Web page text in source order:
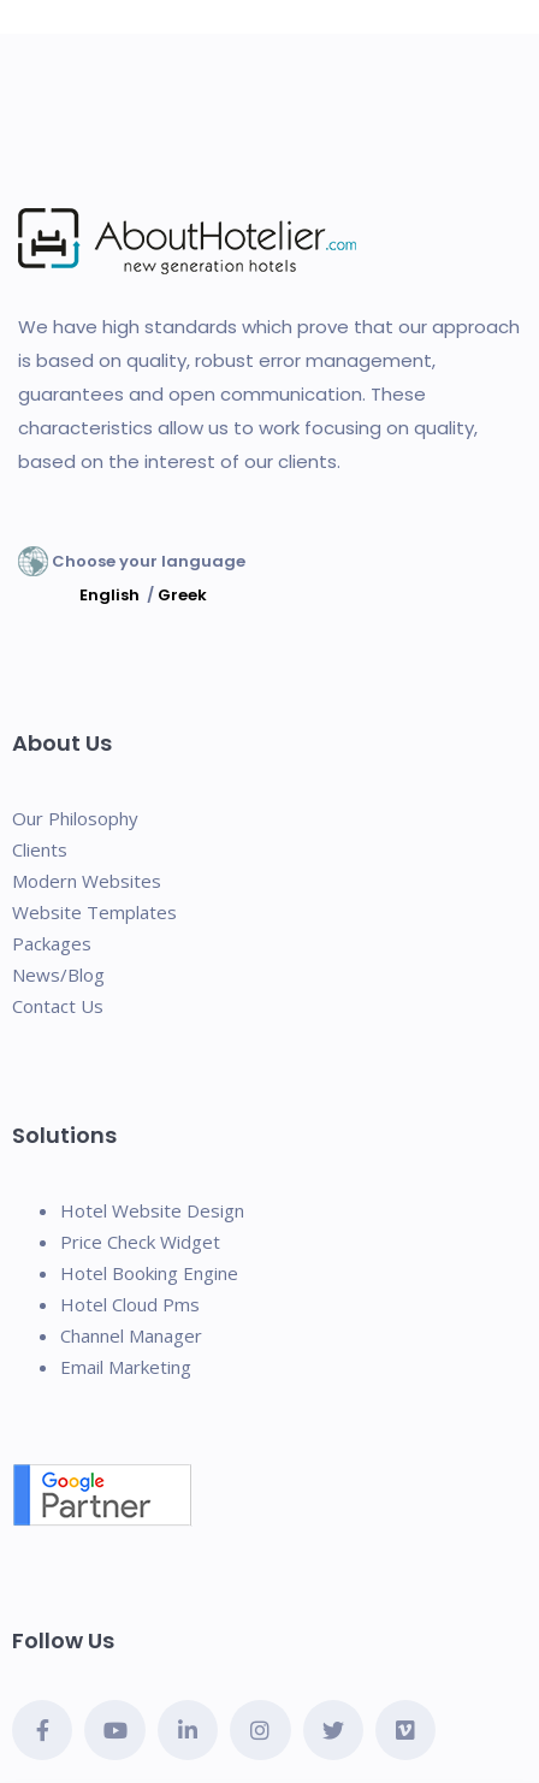
We have high standards which prove that our approach
is based on quality, robust error management,
guarantees and open communication. These
characteristics allow us to work focusing on quality,
based on the interest of our clients.
Choose your language
English / Greek
About Us
Our Philosophy
Clients
Modern Websites
Website Templates
Packages
News/Blog
Contact Us
Solutions
Hotel Website Design
Price Check Widget
Hotel Booking Engine
Hotel Cloud Pms
Channel Manager
Email Marketing
Follow Us